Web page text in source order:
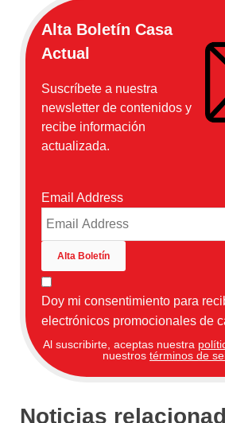
Alta Boletín Casa
Actual
Suscríbete a nuestra
newsletter de contenidos y
recibe información
actualizada.
Email Address
Doy mi consentimiento para
electrónicos promocionales de
Al suscribirte, aceptas nuestra
nuestros términos de
Noticias